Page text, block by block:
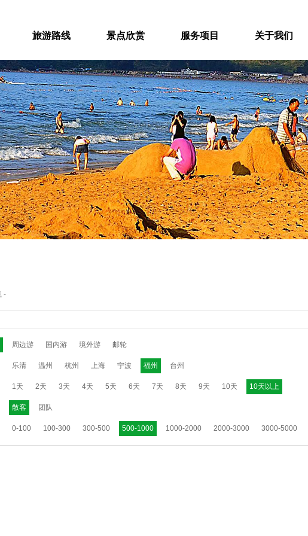
旅游路线 景点欣赏 服务项目 关于我们
-
周边游 国内游 境外游 邮轮
乐清 温州 杭州 上海 宁波 福州 台州
1天 2天 3天 4天 5天 6天 7天 8天 9天 10天 10天以上
散客 团队
0-100 100-300 300-500 500-1000 1000-2000 2000-3000 3000-5000